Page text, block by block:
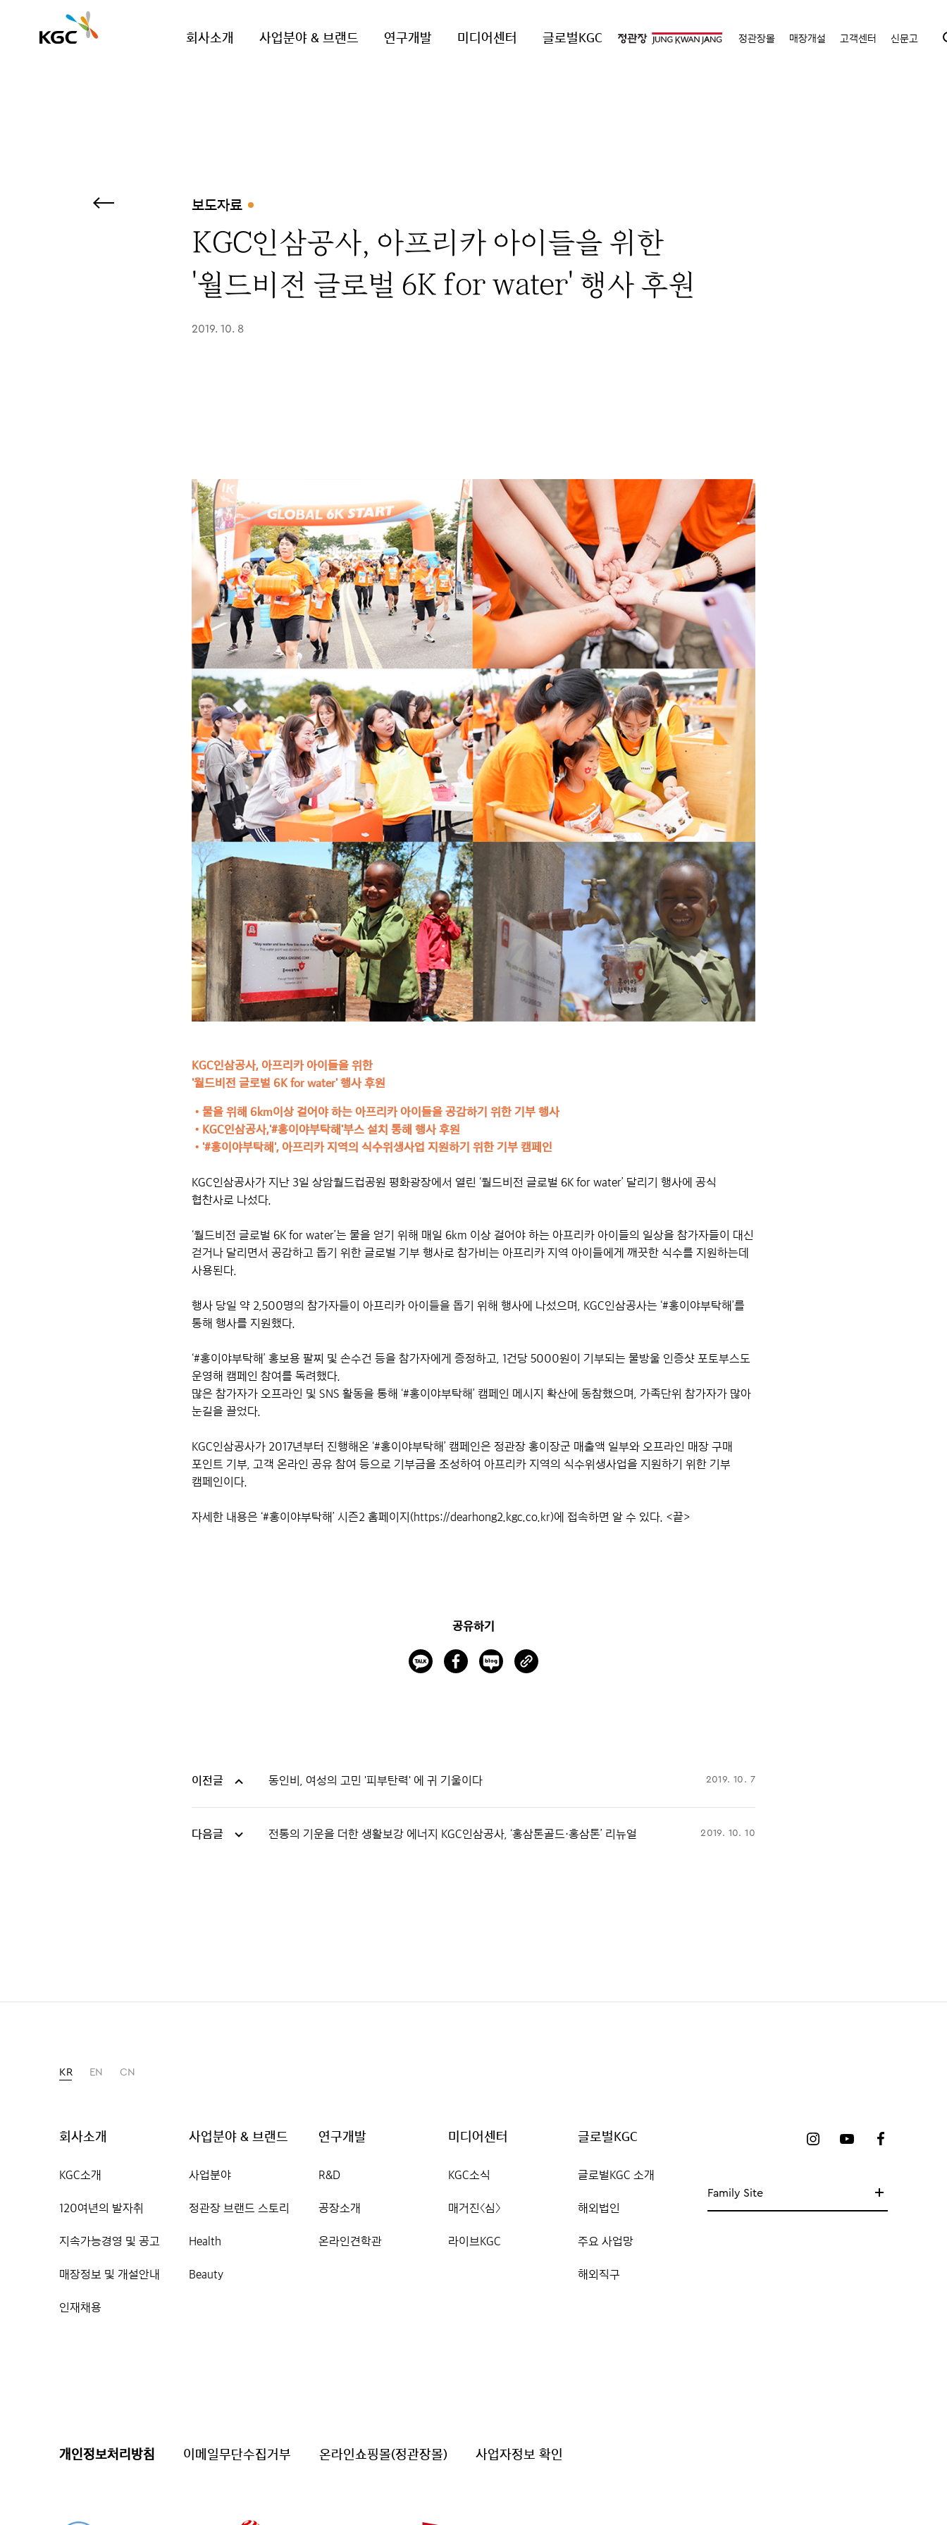
회사소개 사업분야 & 브랜드 연구개발 미디어센터 글로벌KGC 정관장몰 매장개설 고객센터 신문고
보도자료
KGC인삼공사, 아프리카 아이들을 위한
'월드비전 글로벌 6K for water' 행사 후원
2019. 10. 8
KGC인삼공사, 아프리카 아이들을 위한
'월드비전 글로벌 6K for water' 행사 후원
•물을 위해 6km이상 걸어야 하는 아프리카 아이들을 공감하기 위한 기부 행사
•KGC인삼공사,'#홍이야부탁해'부스 설치 통해 행사 후원
• '#홍이야부탁해', 아프리카 지역의 식수위생사업 지원하기 위한 기부 캠페인
KGC인삼공사가 지난 3일 상암월드컵공원 평화광장에서 열린 ‘월드비전 글로벌 6K for water’ 달리기 행사에 공식
협찬사로 나섰다.
‘월드비전 글로벌 6K for water’는 물을 얻기 위해 매일 6km 이상 걸어야 하는 아프리카 아이들의 일상을 참가자들이 대신
걷거나 달리면서 공감하고 돕기 위한 글로벌 기부 행사로 참가비는 아프리카 지역 아이들에게 깨끗한 식수를 지원하는데
사용된다.
행사 당일 약 2,500명의 참가자들이 아프리카 아이들을 돕기 위해 행사에 나섰으며, KGC인삼공사는 ‘#홍이야부탁해’를
통해 행사를 지원했다.
‘#홍이야부탁해’ 홍보용 팔찌 및 손수건 등을 참가자에게 증정하고, 1건당 5000원이 기부되는 물방울 인증샷 포토부스도
운영해 캠페인 참여를 독려했다.
많은 참가자가 오프라인 및 SNS 활동을 통해 ‘#홍이야부탁해’ 캠페인 메시지 확산에 동참했으며, 가족단위 참가자가 많아
눈길을 끌었다.
KGC인삼공사가 2017년부터 진행해온 ‘#홍이야부탁해’ 캠페인은 정관장 홍이장군 매출액 일부와 오프라인 매장 구매
포인트 기부,
고객 온라인 공유 참여 등으로 기부금을 조성하여 아프리카 지역의 식수위생사업을 지원하기 위한 기부
캠페인이다.
자세한 내용은 ‘#홍이야부탁해’ 시즌2 홈페이지(https://dearhong2.kgc.co.kr)에 접속하면 알 수 있다. <끝>
공유하기
이전글 동인비, 여성의 고민 '피부탄력' 에 귀 기울이다 2019. 10. 7
다음글 전통의 기운을 더한 생활보강 에너지 KGC인삼공사, ‘홍삼톤골드·홍삼톤’ 리뉴얼 2019. 10. 10
KR EN CN
회사소개
KGC소개
120여년의 발자취
지속가능경영 및 공고
매장정보 및 개설안내
인재채용
사업분야 & 브랜드
사업분야
정관장 브랜드 스토리
Health
Beauty
연구개발
R&D
공장소개
온라인견학관
미디어센터
KGC소식
매거진〈심〉
라이브KGC
글로벌KGC
글로벌KGC 소개
해외법인
주요 사업망
해외직구
Family Site
개인정보처리방침 이메일무단수집거부 온라인쇼핑몰(정관장몰) 사업자정보 확인